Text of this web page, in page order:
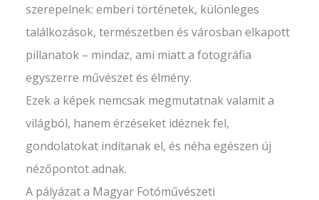
szerepelnek: emberi történetek, különleges
találkozások, természetben és városban elkapott
pillanatok – mindaz, ami miatt a fotográfia
egyszerre művészet és élmény.
Ezek a képek nemcsak megmutatnak valamit a
világból, hanem érzéseket idéznek fel,
gondolatokat indítanak el, és néha egészen új
nézőpontot adnak.
A pályázat a Magyar Fotóművészeti